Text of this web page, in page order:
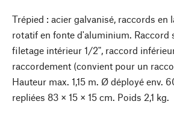
Trépied : acier galvanisé, raccords en
rotatif en fonte d'aluminium. Raccord
filetage intérieur 1/2", raccord
raccordement (convient pour un
Hauteur max. 1,15 m. Ø déployé env.
repliées 83 × 15 × 15 cm. Poids 2,1 kg.